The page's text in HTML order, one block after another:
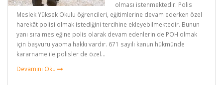
olması istenmektedir. Polis
Meslek Yüksek Okulu öğrencileri, eğitimlerine devam ederken özel
harekât polisi olmak istediğini tercihine ekleyebilmektedir. Bunun
yanı sıra mesleğine polis olarak devam edenlerin de PÖH olmak
için başvuru yapma hakkı vardır. 671 sayılı kanun hükmünde
kararname ile polisler de özel...
Devamını Oku